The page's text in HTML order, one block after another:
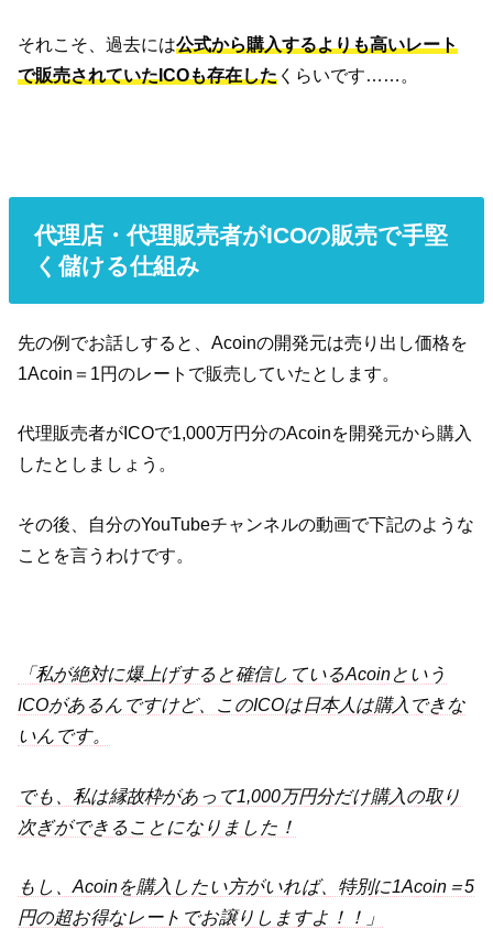
それこそ、過去には公式から購入するよりも高いレート
で販売されていたICOも存在した くらいです……。
代理店・代理販売者がICOの販売で手堅
く儲ける仕組み
先の例でお話しすると、Acoinの開発元は売り出し価格を
1Acoin＝1円のレートで販売していたとします。
代理販売者がICOで1,000万円分のAcoinを開発元から購入
したとしましょう。
その後、自分のYouTubeチャンネルの動画で下記のような
ことを言うわけです。
「私が絶対に爆上げすると確信しているAcoinという
ICOがあるんですけど、このICOは日本人は購入できな
いんです。
でも、私は縁故枠があって1,000万円分だけ購入の取り
次ぎができることになりました！
もし、Acoinを購入したい方がいれば、特別に1Acoin＝5
円の超お得なレートでお譲りしますよ！！」